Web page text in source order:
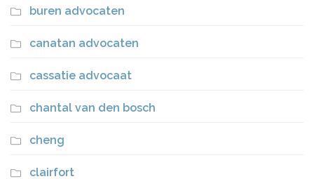
buren advocaten
canatan advocaten
cassatie advocaat
chantal van den bosch
cheng
clairfort